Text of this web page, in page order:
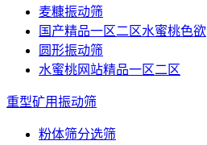
麦糠振动筛
国产精品一区二区水蜜桃色欲
圆形振动筛
水蜜桃网站精品一区二区
重型矿用振动筛
粉体筛分选筛